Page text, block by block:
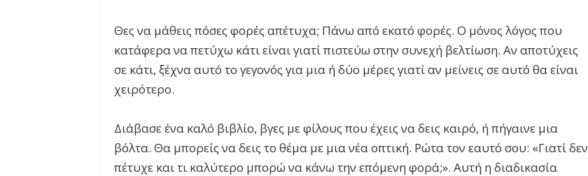
Θες να μάθεις πόσες φορές απέτυχα; Πάνω από εκατό φορές. Ο μόνος λόγος που
κατάφερα να πετύχω κάτι είναι γιατί πιστεύω στην συνεχή βελτίωση. Αν αποτύχεις
σε κάτι, ξέχνα αυτό το γεγονός για μια ή δύο μέρες γιατί αν μείνεις σε αυτό θα είναι
χειρότερο.
Διάβασε ένα καλό βιβλίο, βγες με φίλους που έχεις να δεις καιρό, ή πήγαινε μια
βόλτα. Θα μπορείς να δεις το θέμα με μια νέα οπτική. Ρώτα τον εαυτό σου: «Γιατί δεν
πέτυχε και τι καλύτερο μπορώ να κάνω την επόμενη φορά;». Αυτή η διαδικασία